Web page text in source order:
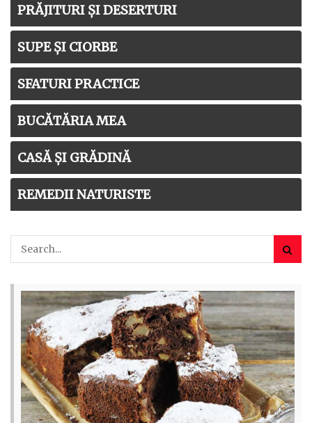
PRĂJITURI ȘI DESERTURI
SUPE ȘI CIORBE
SFATURI PRACTICE
BUCĂTĂRIA MEA
CASĂ ȘI GRĂDINĂ
REMEDII NATURISTE